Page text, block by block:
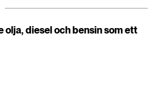
olja, diesel och bensin som ett